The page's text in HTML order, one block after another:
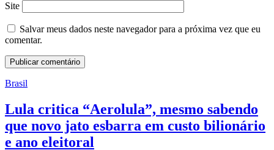
Site
Salvar meus dados neste navegador para a próxima vez que eu
comentar.
Brasil
Lula critica “Aerolula”, mesmo sabendo
que novo jato esbarra em custo bilionário
e ano eleitoral